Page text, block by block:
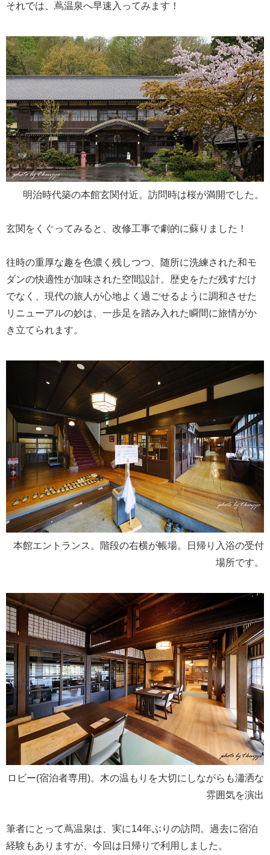
それでは、蔦温泉へ早速入ってみます！
明治時代築の本館玄関付近。訪問時は桜が満開でした。
玄関をくぐってみると、改修工事で劇的に蘇りました！
往時の重厚な趣を色濃く残しつつ、随所に洗練された和モ
ダンの快適性が加味された空間設計。歴史をただ残すだけ
でなく、現代の旅人が心地よく過ごせるように調和させた
リニューアルの妙は、一歩足を踏み入れた瞬間に旅情がか
き立てられます。
本館エントランス。階段の右横が帳場。日帰り入浴の受付
場所です。
ロビー(宿泊者専用)。木の温もりを大切にしながらも瀟洒な
雰囲気を演出
筆者にとって蔦温泉は、実に14年ぶりの訪問。過去に宿泊
経験もありますが、今回は日帰りで利用しました。